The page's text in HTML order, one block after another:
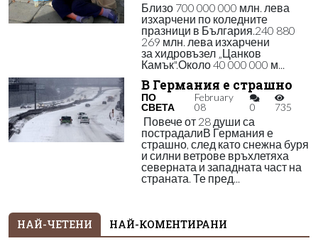
Близо 700 000 000 млн. лева
изхарчени по коледните
празници в България.240 880
269 млн. лева изхарчени
за хидровъзел „Цанков
Камък".Около 40 000 000 м...
В Германия е страшно
ПО
СВЕТА
February
08
0 735
Повече от 28 души са
пострадалиВ Германия е
страшно, след като снежна буря
и силни ветрове връхлетяха
северната и западната част на
страната. Те пред...
НАЙ-ЧЕТЕНИ НАЙ-КОМЕНТИРАНИ